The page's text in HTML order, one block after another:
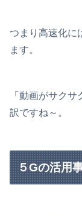
つまり高速化に
ます。
「動画がサク
訳ですね～。
５Gの活用